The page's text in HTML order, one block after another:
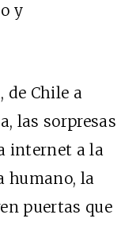
y
de Chile a
las sorpresas
internet a la
humano, la
puertas que